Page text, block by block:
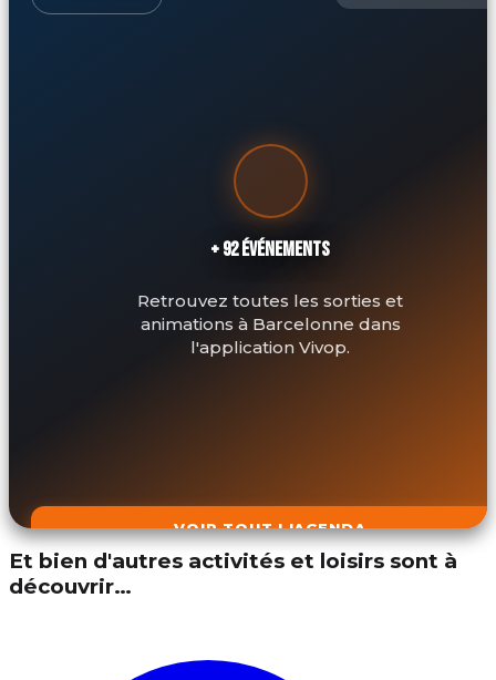
+ 92 ÉVÉNEMENTS
Retrouvez toutes les sorties et
animations à Barcelonne dans
l'application Vivop.
VOIR TOUT L'AGENDA
Et bien d'autres activités et loisirs sont à
découvrir…